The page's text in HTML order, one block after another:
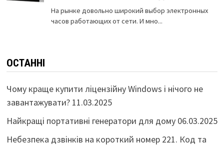
ОСТАННІ
Чому краще купити ліцензійну Windows і нічого не
завантажувати? 11.03.2025
Найкращі портативні генератори для дому 06.03.2025
Небезпека дзвінків на короткий номер 221. Код та